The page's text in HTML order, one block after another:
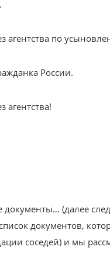
агентства по
России.
агентства!
(далее
документов,
соседей) и мы